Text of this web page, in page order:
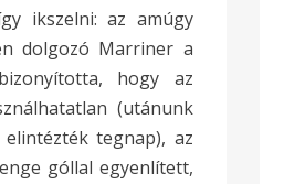
ikszelni: az amúgy
dolgozó Marriner a
hogy az
(utánunk
tegnap), az
góllal egyenlített,